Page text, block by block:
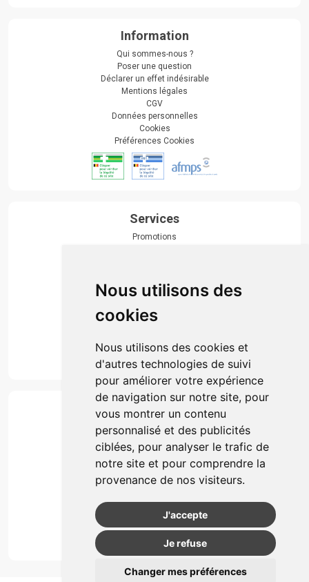
Nous utilisons des
cookies
Nous utilisons des cookies et
d'autres technologies de suivi
pour améliorer votre expérience
de navigation sur notre site, pour
vous montrer un contenu
personnalisé et des publicités
ciblées, pour analyser le trafic de
notre site et pour comprendre la
provenance de nos visiteurs.
J'accepte
Je refuse
Changer mes préférences
Information
Qui sommes-nous ?
Poser une question
Déclarer un effet indésirable
Mentions légales
CGV
Données personnelles
Cookies
Préférences Cookies
Services
Promotions
Actualités & conseils
Événements
Marques
Suivez-nous
Paiement
Simple, rapide et 100% sécurisé
Retrait & Livriason
Retrait en automate ou Locker
Livraison chez vous